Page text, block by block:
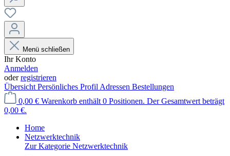
Menü schließen
Ihr Konto
Anmelden
oderregistrieren
Übersicht Persönliches Profil Adressen Bestellungen
0,00 € Warenkorb enthält 0 Positionen. Der Gesamtwert beträgt
0,00 €.
Home
Netzwerktechnik
Zur Kategorie Netzwerktechnik